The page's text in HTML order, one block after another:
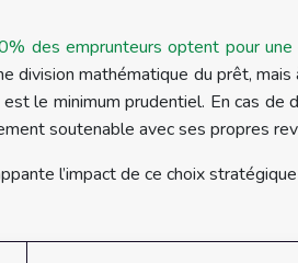
des emprunteurs optent pour
division mathématique du prêt,
le minimum prudentiel. En cas de
soutenable avec ses propres
l’impact de ce choix